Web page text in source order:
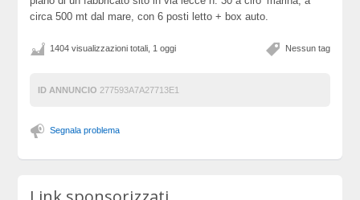
circa 500 mt dal mare, con 6 posti letto + box auto.
Nessun tag
1404 visualizzazioni totali, 1 oggi
ID ANNUNCIO 277593A7A27713E1
Segnala problema